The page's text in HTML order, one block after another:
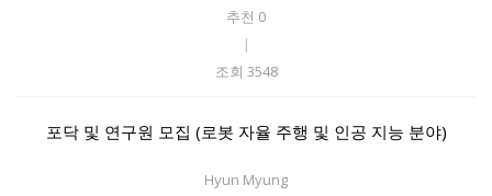
추천 0
|
조회 3548
포닥 및 연구원 모집 (로봇 자율 주행 및 인공 지능 분야)
Hyun Myung